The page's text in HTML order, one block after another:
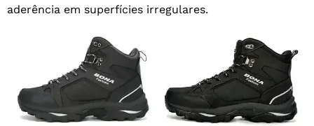
aderência em superfícies irregulares.